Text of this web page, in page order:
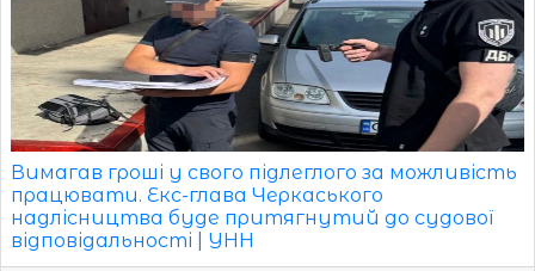
Вимагав гроші у свого підлеглого за можливість
працювати. Екс-глава Черкаського
надлісництва буде притягнутий до судової
відповідальності | УНН